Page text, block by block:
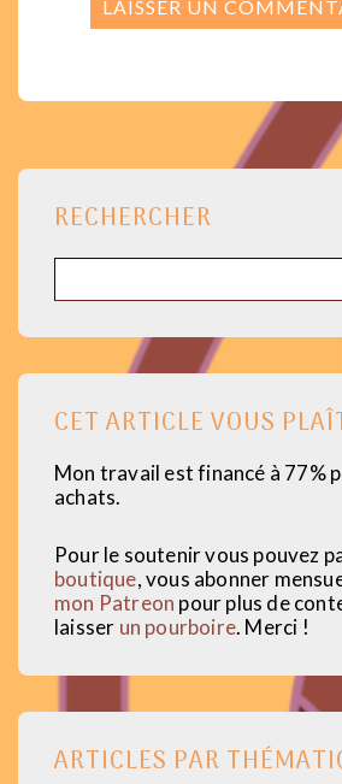
RECHERCHER
CET ARTICLE VOUS
Mon travail est financé à 77%
achats.
Pour le soutenir vous pouvez
boutique, vous abonner
mon Patreon pour plus de
laisser un pourboire. Merci !
ARTICLES PAR